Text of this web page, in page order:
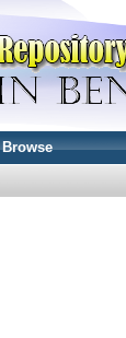
Browse